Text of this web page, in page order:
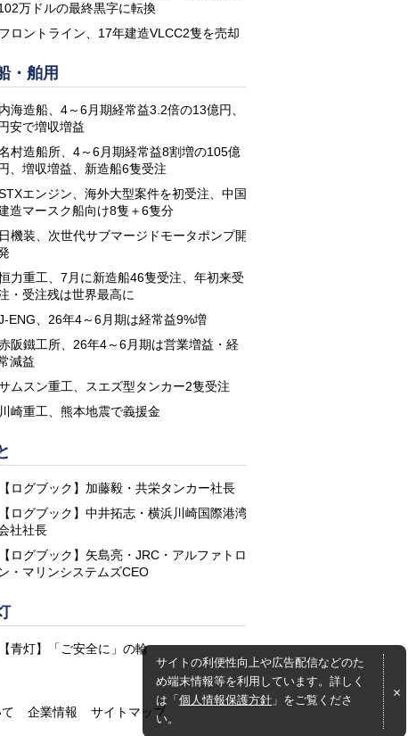
万ドルの最終黒字に転換
フロントライン、17年建造VLCC2隻を売却
・舶用
内海造船、4～6月期経常益3.2倍の13億円、
安で増収増益
村造船所、4～6月期経常益8割増の105億
、増収増益、新造船6隻受注
エンジン、海外大型案件を初受注、中国
造マースク船向け8隻＋6隻分
日機装、次世代サブマージドモータポンプ開
力重工、7月に新造船46隻受注、年初来受
・受注残は世界最高に
ENG、26年4～6月期は経常益9%増
阪鐵工所、26年4～6月期は営業増益・経
減益
ムスン重工、スエズ型タンカー2隻受注
川崎重工、熊本地震で義援金
【ログブック】加藤毅・共栄タンカー社長
【ログブック】中井拓志・横浜川崎国際港湾
社社長
【ログブック】矢島亮・JRC・アルファトロ
ン・マリンシステムズCEO
【青灯】「ご安全に」の輪
サイトの利便性向上や広告配信などのた
め端末情報等を利用しています。詳しく
は「個人情報保護方針 」をご覧くださ
い。
企業情報
サイトマップ